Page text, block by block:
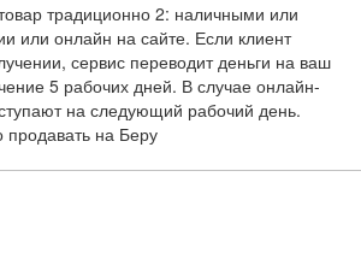
традиционно 2: наличными или
или онлайн на сайте. Если клиент
сервис переводит деньги на ваш
5 рабочих дней. В случае онлайн-
на следующий рабочий день.
на Беру